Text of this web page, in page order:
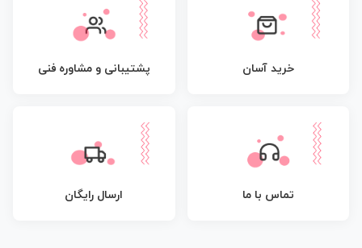
خرید آسان پشتیبانی و مشاوره فنی
تماس با ما ارسال رایگان